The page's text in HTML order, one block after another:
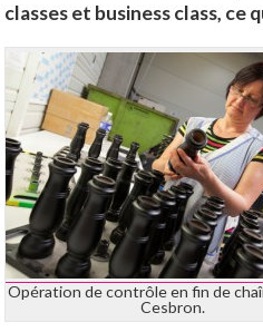
classes et business class, ce
Opération de contrôle en fin de
Cesbron.